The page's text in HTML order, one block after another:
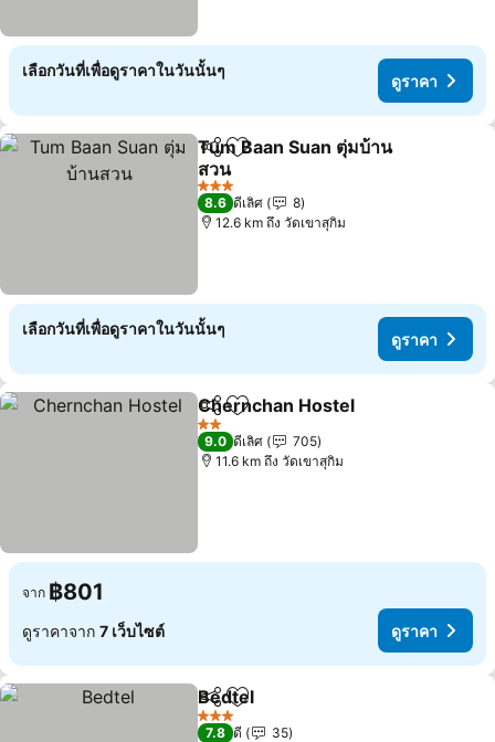
เลือกวันที่เพื่อดูราคาในวันนั้นๆ
ดูราคา
แชร์ เพิ่มในรายการโปรด
Tum Baan Suan ตุ่มบ้าน
สวน
3 ดาว
8.6 ดีเลิศ
8
12.6 km ถึง วัดเขาสุกิม
เลือกวันที่เพื่อดูราคาในวันนั้นๆ
ดูราคา
แชร์ เพิ่มในรายการโปรด
Chernchan Hostel
2 ดาว
9.0 ดีเลิศ
705
11.6 km ถึง วัดเขาสุกิม
จาก ฿801
ดูราคาจาก 7 เว็บไซต์ ดูราคา
แชร์ เพิ่มในรายการโปรด
Bedtel
3 ดาว
7.8 ดี
35